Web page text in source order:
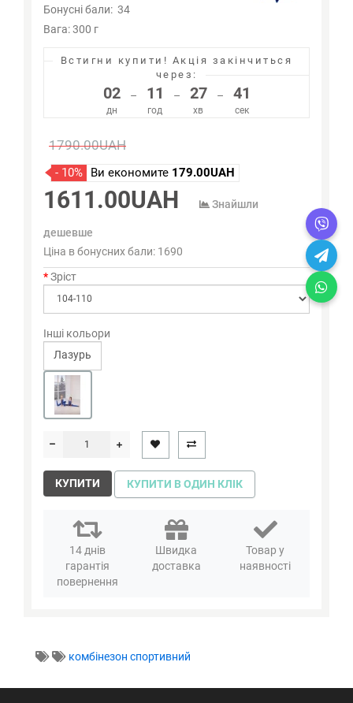
Бонусні бали: 34
Вага: 300 г
Встигни купити! Акція закінчиться
через:
02
дн
– 11
год
– 27
хв
– 40
сек
1790.00UAH
- 10% Ви економите 179.00UAH
1611.00UAH Знайшли
дешевше
Ціна в бонусних бали: 1690
Зріст
Інші кольори
Лазурь
КУПИТИ КУПИТИ В ОДИН КЛІК
14 днів
гарантія
повернення
Швидка
доставка
Товар у
наявності
комбінезон спортивний